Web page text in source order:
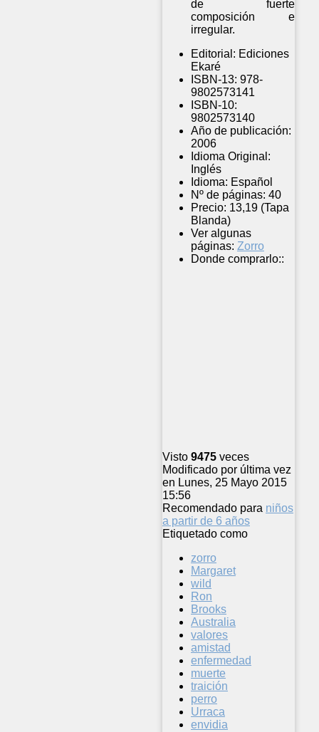
de fuerte
composición e
irregular.
Editorial: Ediciones
Ekaré
ISBN-13: 978-
9802573141
ISBN-10:
9802573140
Año de publicación:
2006
Idioma Original:
Inglés
Idioma: Español
Nº de páginas: 40
Precio: 13,19 (Tapa
Blanda)
Ver algunas
páginas: Zorro
Donde comprarlo::
Visto 9475 veces
Modificado por última vez
en Lunes, 25 Mayo 2015
15:56
Recomendado para niños
a partir de 6 años
Etiquetado como
zorro
Margaret
wild
Ron
Brooks
Australia
valores
amistad
enfermedad
muerte
traición
perro
Urraca
envidia